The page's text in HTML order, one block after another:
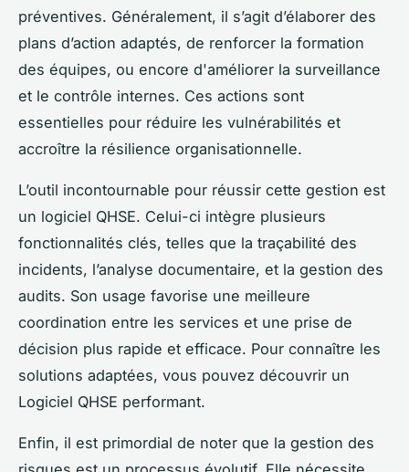
préventives. Généralement, il s’agit d’élaborer des
plans d’action adaptés, de renforcer la formation
des équipes, ou encore d'améliorer la surveillance
et le contrôle internes. Ces actions sont
essentielles pour réduire les vulnérabilités et
accroître la résilience organisationnelle.
L’outil incontournable pour réussir cette gestion est
un logiciel QHSE. Celui-ci intègre plusieurs
fonctionnalités clés, telles que la traçabilité des
incidents, l’analyse documentaire, et la gestion des
audits. Son usage favorise une meilleure
coordination entre les services et une prise de
décision plus rapide et efficace. Pour connaître les
solutions adaptées, vous pouvez découvrir un
Logiciel QHSE performant.
Enfin, il est primordial de noter que la gestion des